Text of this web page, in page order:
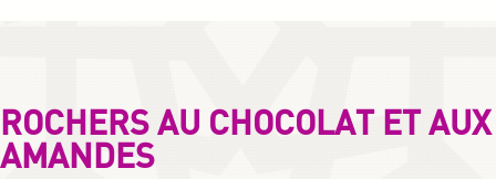
ROCHERS AU CHOCOLAT ET AUX
AMANDES